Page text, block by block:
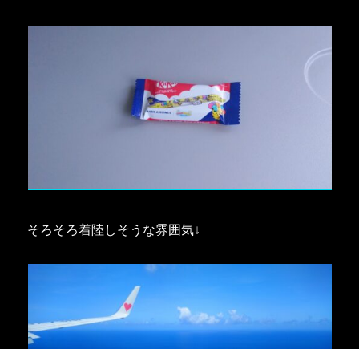
そろそろ着陸しそうな雰囲気↓